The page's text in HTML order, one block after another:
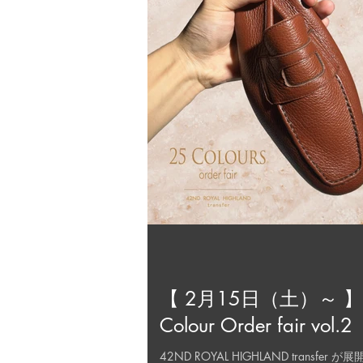
【 2月15日（土）～
Colour Order fair vol.2
42ND ROYAL HIGHLAND transfer が展開する まるで室